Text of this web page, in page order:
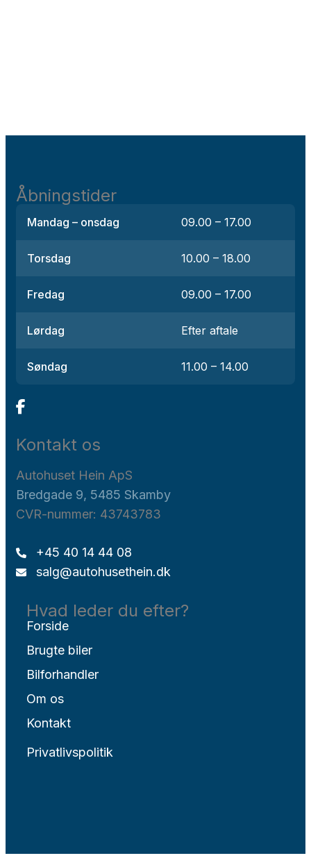
Åbningstider
Mandag – onsdag 09.00 – 17.00
Torsdag 10.00 – 18.00
Fredag 09.00 – 17.00
Lørdag Efter aftale
Søndag 11.00 – 14.00
Kontakt os
Autohuset Hein ApS
Bredgade 9, 5485 Skamby
CVR-nummer: 43743783
+45 40 14 44 08
salg@autohusethein.dk
Hvad leder du efter?
Forside
Brugte biler
Bilforhandler
Om os
Kontakt
Privatlivspolitik